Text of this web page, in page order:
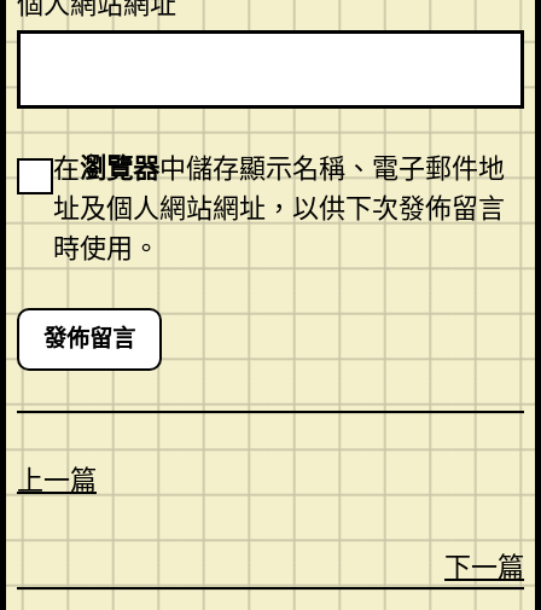
在瀏覽器中儲存顯示名稱、電子郵件地
址及個人網站網址，以供下次發佈留言
時使用。
上一篇
下一篇